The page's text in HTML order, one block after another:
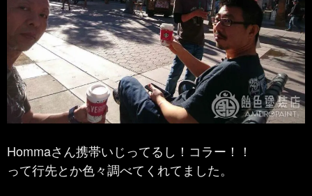
Hommaさん携帯いじってるし！コラー！！
って行先とか色々調べてくれてました。